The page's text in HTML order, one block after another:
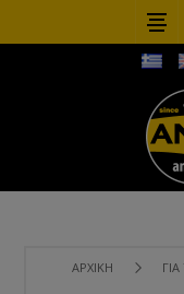
ΑΡΧΙΚΉ